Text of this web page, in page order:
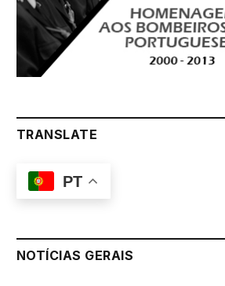
TRANSLATE
PT
NOTÍCIAS GERAIS